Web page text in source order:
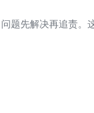
先解决再追责。